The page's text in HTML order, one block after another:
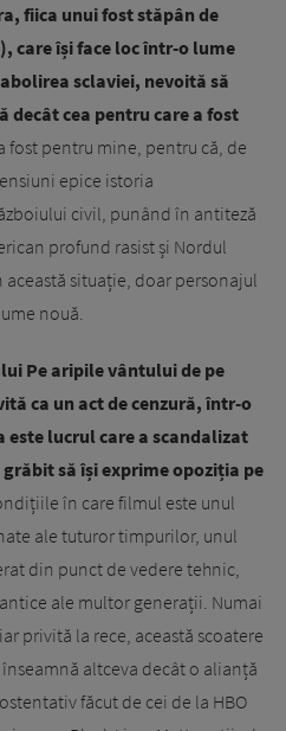
fiica unui fost stăpân de
care își face loc într-o lume
sclaviei, nevoită să
cea pentru care a fost
fost pentru mine, pentru că, de
epice istoria
civil, punând în antiteză
profund rasist și Nordul
situație, doar personajul
nouă.
Pe aripile vântului de pe
ca un act de cenzură, într-o
este lucrul care a scandalizat
să își exprime opoziția pe
în care filmul este unul
ale tuturor timpurilor, unul
din punct de vedere tehnic,
ale multor generații. Numai
privită la rece, această scoatere
altceva decât o alianță
făcut de cei de la HBO